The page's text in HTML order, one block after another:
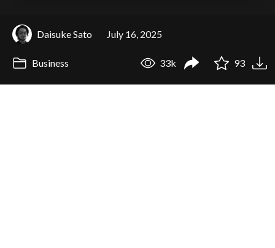
Daisuke Sato July 16, 2025
Business 33k 93